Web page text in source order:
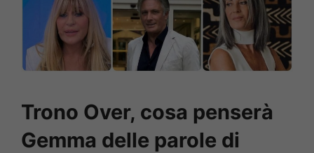
Trono Over, cosa penserà
Gemma delle parole di